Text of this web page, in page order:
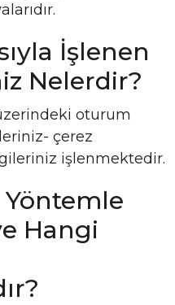
İşlenen
Nelerdir?
oturum
çerez
işlenmektedir.
Hangi